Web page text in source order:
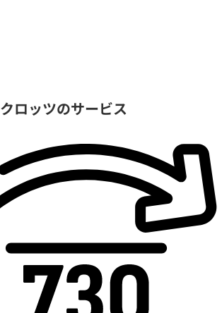
クロッツのサービス